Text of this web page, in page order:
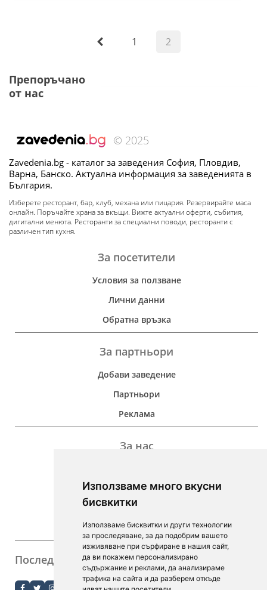
Използваме много вкусни
бисвкитки
Използваме бисквитки и други технологии
за проследяване, за да подобрим вашето
изживяване при сърфиране в нашия сайт,
да ви покажем персонализирано
съдържание и реклами, да анализираме
трафика на сайта и да разберем откъде
1 2
Препоръчано
от нас
© 2025
Zavedenia.bg - каталог за заведения София, Пловдив,
Варна, Банско. Актуална информация за заведенията в
България.
Изберете ресторант, бар, клуб, механа или пицария. Резервирайте маса
онлайн. Поръчайте храна за вкъщи. Вижте актуални оферти, събития,
дигитални менюта. Ресторанти за специални поводи, ресторанти с
различен тип кухня.
За посетители
Условия за ползване
Лични данни
Обратна връзка
За партньори
Добави заведение
Партньори
Реклама
За нас
Контакти
For Investors
F.A.Q.
Последвайте ни
order.bg